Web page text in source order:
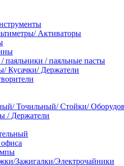
Активаторы
паяльники / паяльные пасты
Кусачки/ Держатели
Точильный/ Стойки/
/ Держатели
Зажигалки/Электрочайники